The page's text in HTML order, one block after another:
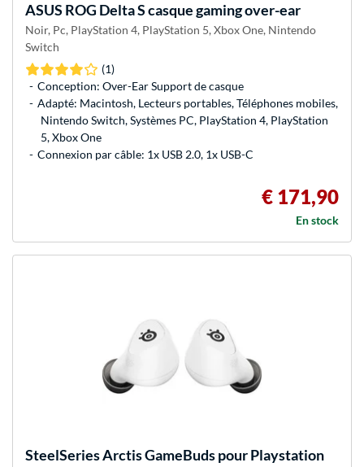
ASUS ROG Delta S casque gaming over-ear
Noir, Pc, PlayStation 4, PlayStation 5, Xbox One, Nintendo
Switch
(1)
Conception: Over-Ear Support de casque
Adapté: Macintosh, Lecteurs portables, Téléphones mobiles,
Nintendo Switch, Systèmes PC, PlayStation 4, PlayStation
5, Xbox One
Connexion par câble: 1x USB 2.0, 1x USB-C
€ 171,90
En stock
SteelSeriesArctis GameBuds pour Playstation